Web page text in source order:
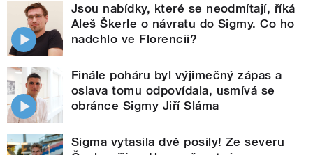
Jsou nabídky, které se neodmítají, říká
Aleš Škerle o návratu do Sigmy. Co ho
nadchlo ve Florencii?
Finále poháru byl výjimečný zápas a
oslava tomu odpovídala, usmívá se
obránce Sigmy Jiří Sláma
Sigma vytasila dvě posily! Ze severu